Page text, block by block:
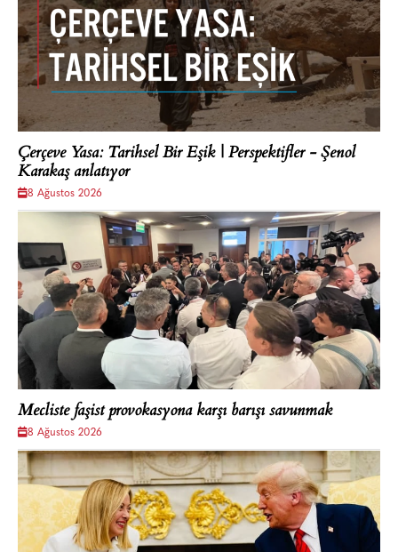
Çerçeve Yasa: Tarihsel Bir Eşik | Perspektifler - Şenol
Karakaş anlatıyor
8 Ağustos 2026
Mecliste faşist provokasyona karşı barışı savunmak
8 Ağustos 2026